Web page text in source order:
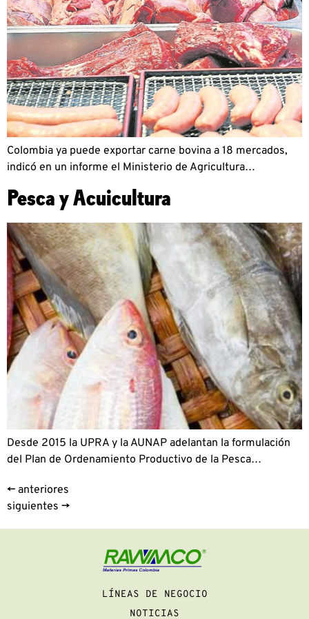
Colombia ya puede exportar carne bovina a 18 mercados,
indicó en un informe el Ministerio de Agricultura…
Pesca y Acuicultura
Desde 2015 la UPRA y la AUNAP adelantan la formulación
del Plan de Ordenamiento Productivo de la Pesca…
← anteriores
siguientes →
LÍNEAS DE NEGOCIO
NOTICIAS